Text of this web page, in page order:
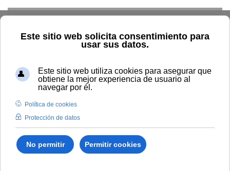
Inicio Innovación Innovación Área UNIA-Dig
Área UNIA-Dig